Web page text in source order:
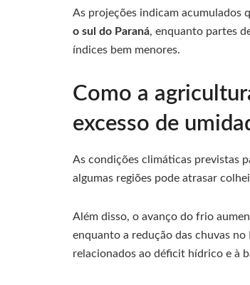
As projeções indicam acumulados
o sul do Paraná, enquanto partes
índices bem menores.
Como a
excesso de
As condições climáticas previstas
algumas regiões pode atrasar
Além disso, o avanço do frio
enquanto a redução das chuvas
relacionados ao déficit hídrico e à